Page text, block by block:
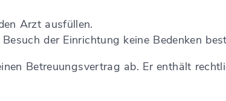
Arzt ausfüllen.
der Einrichtung keine Bedenken
Betreuungsvertrag ab. Er enthält